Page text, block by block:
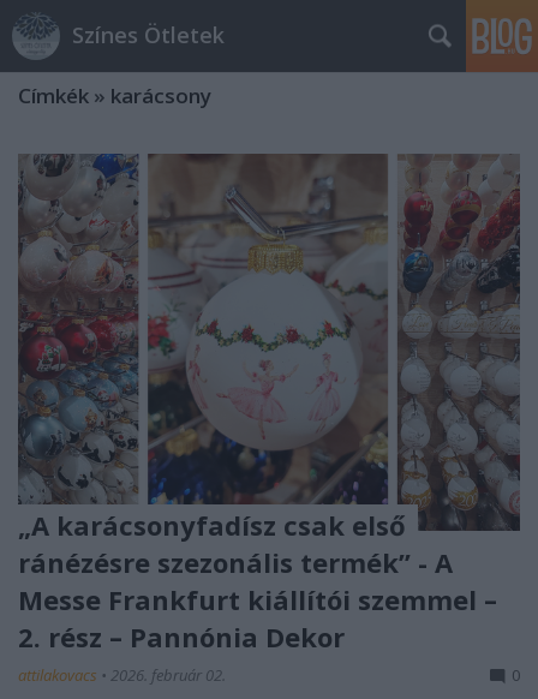
Színes Ötletek
Címkék » karácsony
„A karácsonyfadísz csak első
ránézésre szezonális termék” - A
Messe Frankfurt kiállítói szemmel –
2. rész – Pannónia Dekor
attilakovacs • 2026. február 02. 0